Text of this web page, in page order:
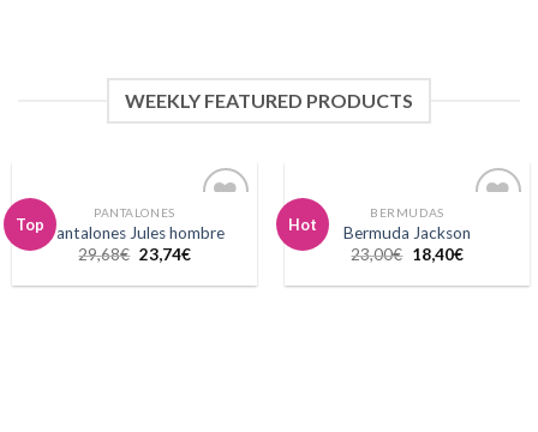
WEEKLY FEATURED PRODUCTS
Top
Añadir
lista de
PANTALONES
Pantalones Jules hombre
29,68€ 23,74€
Hot
Añadir
lista de
BERMUDAS
Bermuda Jackson
23,00€ 18,40€